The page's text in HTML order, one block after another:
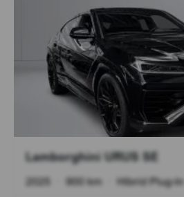
Lamborghini URUS SE
2025 900 km Hibrid Plug-In